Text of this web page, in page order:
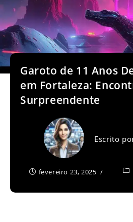
Garoto de 11 Anos
em Fortaleza:
Surpreendente
Escrito
fevereiro 23, 2025